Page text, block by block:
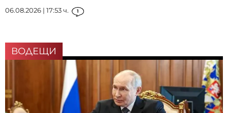
06.08.2026 | 17:53 ч. 1
ВОДЕЩИ